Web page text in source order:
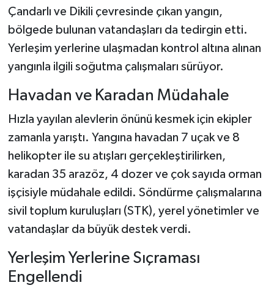
Çandarlı ve Dikili çevresinde çıkan yangın,
bölgede bulunan vatandaşları da tedirgin etti.
Yerleşim yerlerine ulaşmadan kontrol altına alınan
yangınla ilgili soğutma çalışmaları sürüyor.
Havadan ve Karadan Müdahale
Hızla yayılan alevlerin önünü kesmek için ekipler
zamanla yarıştı. Yangına havadan 7 uçak ve 8
helikopter ile su atışları gerçekleştirilirken,
karadan 35 arazöz, 4 dozer ve çok sayıda orman
işçisiyle müdahale edildi. Söndürme çalışmalarına
sivil toplum kuruluşları (STK), yerel yönetimler ve
vatandaşlar da büyük destek verdi.
Yerleşim Yerlerine Sıçraması
Engellendi